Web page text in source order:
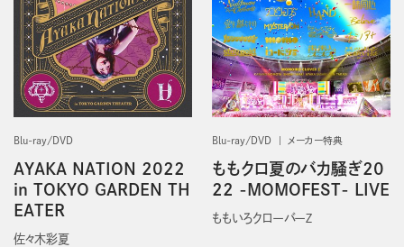
Blu-ray/DVD
AYAKA NATION 2022
in TOKYO GARDEN TH
EATER
佐々木彩夏
Blu-ray/DVD メーカー特典
ももクロ夏のバカ騒ぎ20
22 -MOMOFEST- LIVE
ももいろクローバーＺ